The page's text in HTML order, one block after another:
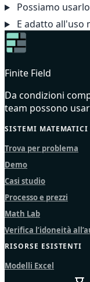
Possiamo
E adatto all'uso
Finite Field
Da condizioni
team possono
SISTEMI MATEMATICI
Trova per problema
Demo
Casi studio
Processo e prezzi
Math Lab
Verifica l’idoneità
RISORSE ESISTENTI
Modelli Excel